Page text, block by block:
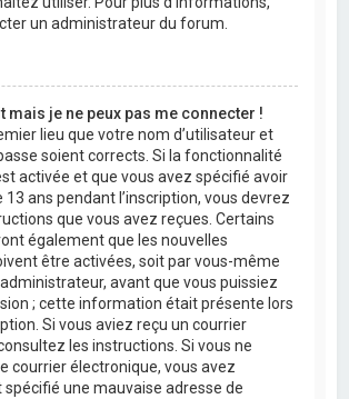
un administrateur du forum.
mais je ne peux pas me connecter !
lieu que votre nom d’utilisateur et
soient corrects. Si la fonctionnalité
activée et que vous avez spécifié avoir
13 ans pendant l’inscription, vous devrez
que vous avez reçues. Certains
également que les nouvelles
être activées, soit par vous-même
avant que vous puissiez
; cette information était présente lors
Si vous aviez reçu un courrier
les instructions. Si vous ne
courrier électronique, vous avez
une mauvaise adresse de